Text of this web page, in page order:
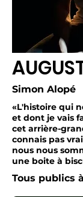
Simon Alopé
«L'histoire qui
et dont je vais
cet arrière-
connais pas
nous nous
une boite à
Tous publics